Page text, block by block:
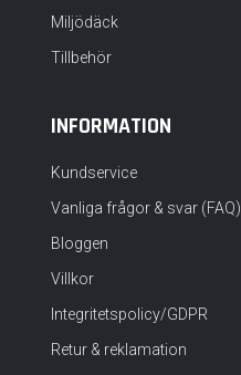
Miljödäck
Tillbehör
INFORMATION
Kundservice
Vanliga frågor & svar (FAQ)
Bloggen
Villkor
Integritetspolicy/GDPR
Retur & reklamation